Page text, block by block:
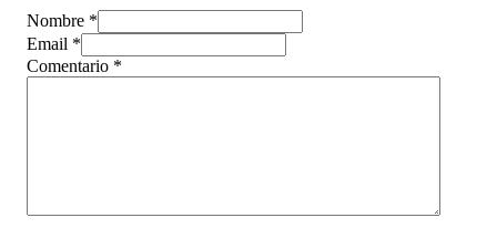
Nombre *
Email *
Comentario *